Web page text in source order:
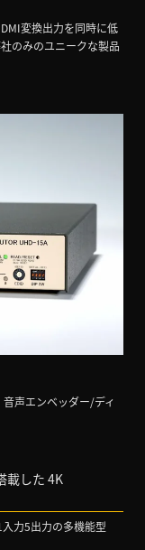
変換出力を同時に低
のみのユニークな製品
声エンベッダー/ディ
載した 4K
力5出力の多機能型